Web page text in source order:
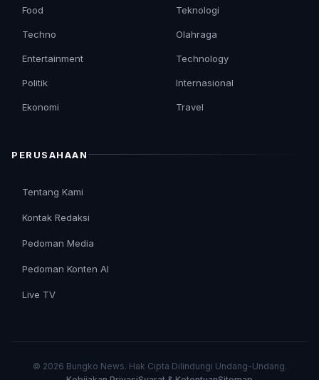
Food
Techno
Entertainment
Politik
Ekonomi
Teknologi
Olahraga
Technology
Internasional
Travel
PERUSAHAAN
Tentang Kami
Kontak Redaksi
Pedoman Media
Pedoman Konten AI
Live TV
© 2026 Bungko News. Hak Cipta Dilindungi Undang-Undang.